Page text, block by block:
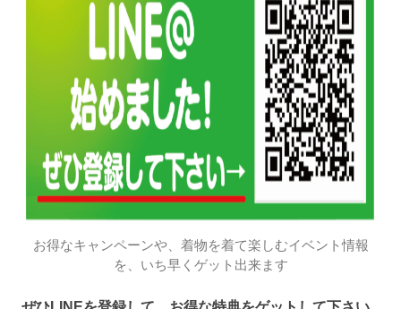
お得なキャンペーンや、着物を着て楽しむイベント情報
を、いち早くゲット出来ます